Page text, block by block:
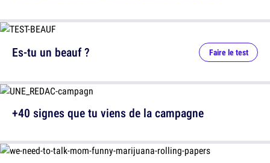
Es-tu un beauf ? Faire le test
+40 signes que tu viens de la campagne